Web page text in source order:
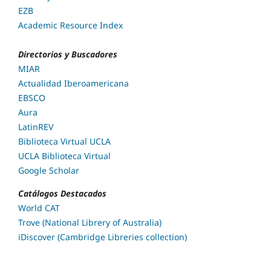
EZB
Academic Resource Index
Directorios y Buscadores
MIAR
Actualidad Iberoamericana
EBSCO
Aura
LatinREV
Biblioteca Virtual UCLA
UCLA Biblioteca Virtual
Google Scholar
Catálogos Destacados
World CAT
Trove (National Librery of Australia)
iDiscover (Cambridge Libreries collection)